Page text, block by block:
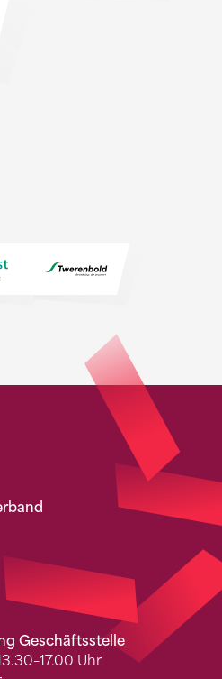
Geschäftsstelle
Uhr